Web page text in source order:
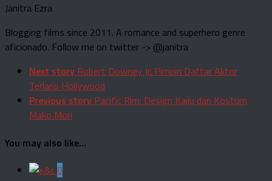
Janitra Ezra
Blogging films since 2011. A romance and superhero genre
aficionado. Follow me on twitter -> @janitra
Next story Robert Downey Jr. Pimpin Daftar Aktor
Terlaris Hollywood
Previous story Pacific Rim: Design Kaiju dan Kostum
Mako Mori
You may also like...
0